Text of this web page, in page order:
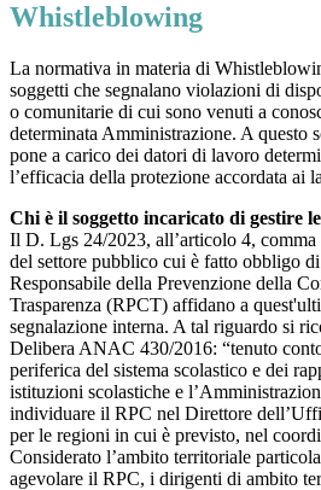
Whistleblowing
La normativa in materia di
soggetti che segnalano violazioni di
o comunitarie di cui sono venuti a
determinata Amministrazione. A questo
pone a carico dei datori di lavoro
l’efficacia della protezione accordata ai
Chi è il soggetto incaricato di gestire
Il D. Lgs 24/2023, all’articolo 4, comma
del settore pubblico cui è fatto obbligo
Responsabile della Prevenzione della
Trasparenza (RPCT) affidano a
segnalazione interna. A tal riguardo si
Delibera ANAC 430/2016: “tenuto
periferica del sistema scolastico e dei
istituzioni scolastiche e
individuare il RPC nel Direttore
per le regioni in cui è previsto, nel
Considerato l’ambito territoriale
agevolare il RPC, i dirigenti di ambito